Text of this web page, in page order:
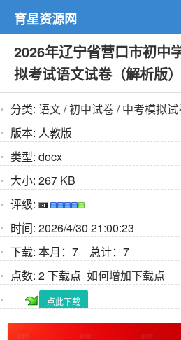
育星资源网
2026年辽宁省营口市初中
拟考试语文试卷（解析版）
分类: 语文/初中试卷/中考模拟
版本: 人教版
类型: docx
大小: 267 KB
评级:
时间: 2026/4/30 21:00:23
下载: 本月：7 总计：7
点数: 2 下载点 如何增加下载点
点此下载